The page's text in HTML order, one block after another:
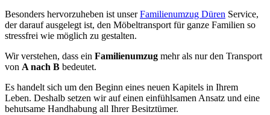
Besonders hervorzuheben ist unserFamilienumzug Düren Service,
der darauf ausgelegt ist, den Möbeltransport für ganze Familien so
stressfrei wie möglich zu gestalten.
Wir verstehen, dass ein Familienumzug mehr als nur den Transport
von A nach B bedeutet.
Es handelt sich um den Beginn eines neuen Kapitels in Ihrem
Leben. Deshalb setzen wir auf einen einfühlsamen Ansatz und eine
behutsame Handhabung all Ihrer Besitztümer.